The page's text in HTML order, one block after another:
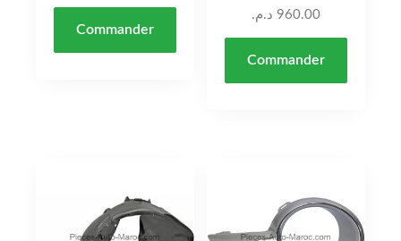
Commander
960.00 د.م.
Commander